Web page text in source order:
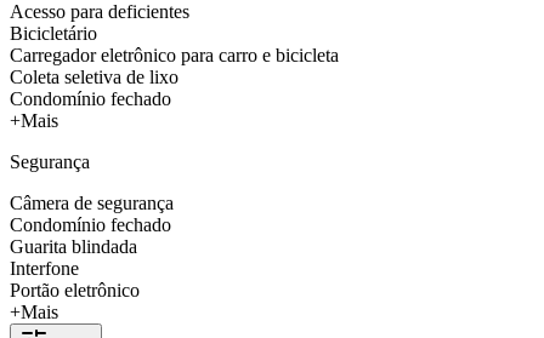
Acesso para deficientes
Bicicletário
Carregador eletrônico para carro e bicicleta
Coleta seletiva de lixo
Condomínio fechado
+Mais
Segurança
Câmera de segurança
Condomínio fechado
Guarita blindada
Interfone
Portão eletrônico
+Mais